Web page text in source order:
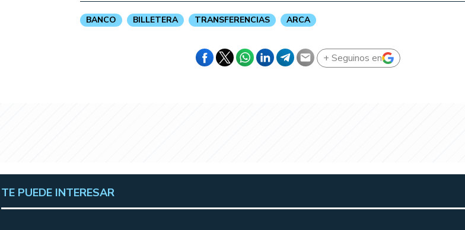
BANCO BILLETERA TRANSFERENCIAS ARCA
+ Seguinos en
TE PUEDE INTERESAR